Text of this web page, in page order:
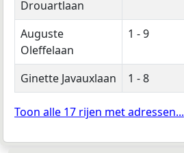
Drouartlaan
Auguste
Oleffelaan
1 - 9
Ginette Javauxlaan 1 - 8
Toon alle 17 rijen met adressen...